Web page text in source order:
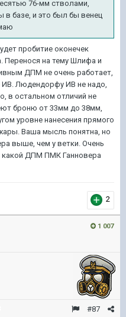
76-мм стволами,
в базе, и это был бы венец
пробитие оконечек
Перенося на тему Шлифа и
ДПМ не очень работает,
Людендорфу ИВ не надо,
в остальном отличий не
броню от 33мм до 38мм,
уровне нанесения прямого
Ваша мысль понятна, но
выше, чем у ветки. Очень
какой ДПМ ПМК Ганновера
2
1 007
#87